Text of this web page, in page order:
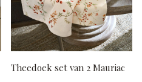
Theedoek set van 2 Mauriac